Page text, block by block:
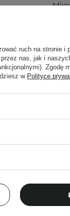
ruch na stronie i
nas, jak i
Zgodę
w Polityce